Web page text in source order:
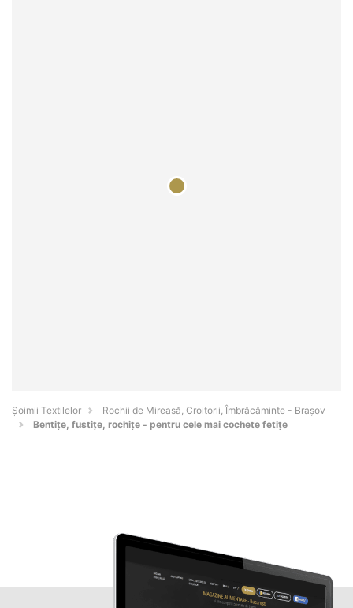
Șoimii Textilelor
Rochii de Mireasă, Croitorii, Îmbrăcăminte - Braşov
Bentițe, fustițe, rochițe - pentru cele mai cochete fetițe